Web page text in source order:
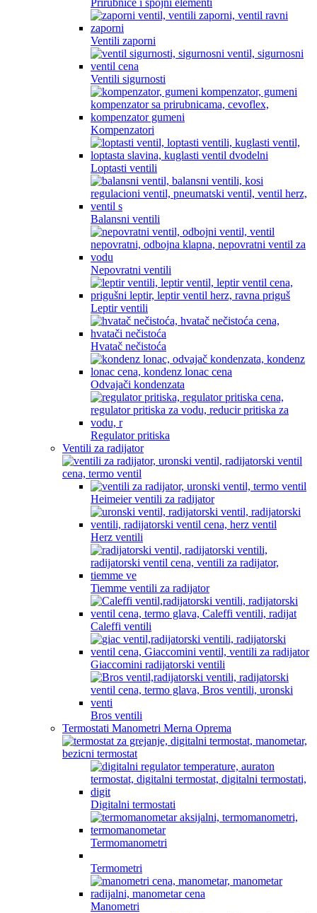
Prirubnice i spojni elementi
Ventili zaporni
Ventili sigurnosti
Kompenzatori
Loptasti ventili
Balansni ventili
Nepovratni ventili
Leptir ventili
Hvatač nečistoća
Odvajači kondenzata
Regulator pritiska
Ventili za radijator
Heimeier ventili za radijator
Herz ventili
Tiemme ventili za radijator
Caleffi ventili
Giaccomini radijatorski ventili
Bros ventili
Termostati Manometri Merna Oprema
Digitalni termostati
Termomanometri
Termometri
Manometri